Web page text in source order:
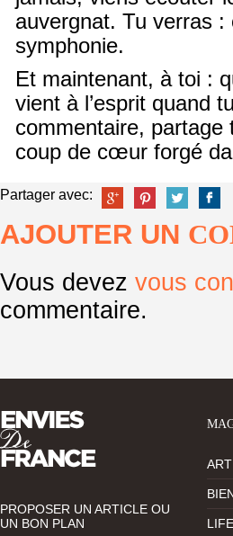
auvergnat. Tu verras :
symphonie.
Et maintenant, à toi :
vient à l’esprit quand
commentaire, partage
coup de cœur forgé
Partager avec:
AJOUTER UN
Vous devez vous
commentaire.
PROPOSER UN ARTICLE OU
UN BON PLAN